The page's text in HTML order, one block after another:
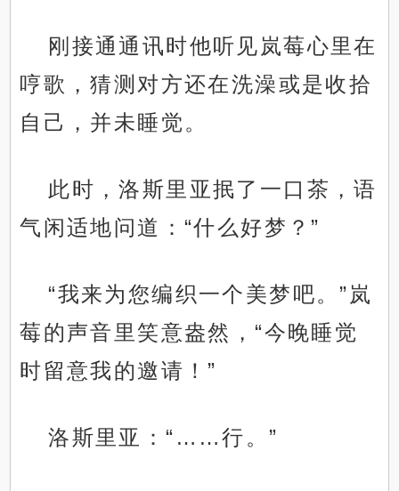
刚接通通讯时他听见岚莓心里在
哼歌，猜测对方还在洗澡或是收拾
自己，并未睡觉。
此时，洛斯里亚抿了一口茶，语
气闲适地问道：“什么好梦？”
“我来为您编织一个美梦吧。”岚
莓的声音里笑意盎然，“今晚睡觉
时留意我的邀请！”
洛斯里亚：“……行。”